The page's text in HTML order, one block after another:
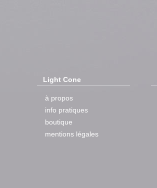
Light Cone
à propos
info pratiques
boutique
mentions légales